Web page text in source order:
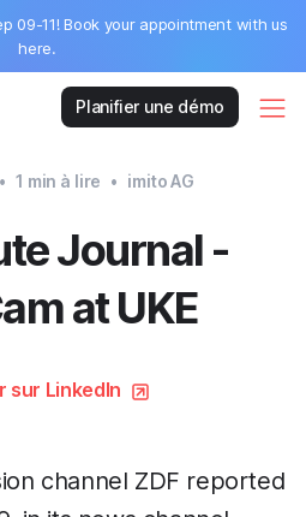
09-11! Book your appointment with us
here.
Planifier une démo
• 1 min à lire • imito AG
Journal -
at UKE
sur LinkedIn
channel ZDF reported